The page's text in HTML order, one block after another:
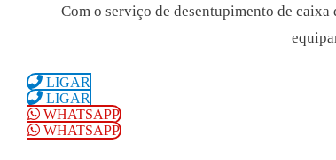
Com o serviço de desentupimento de
LIGAR
LIGAR
WHATSAPP
WHATSAPP